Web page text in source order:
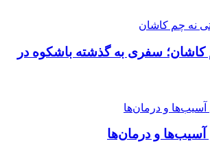
سفری به گذشته باشکوه در
آسیب‌ها و درمان‌ها